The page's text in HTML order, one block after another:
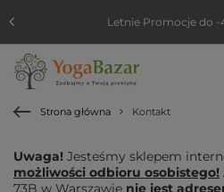
Strona główna Kontakt
Uwaga! Jesteśmy sklepem
możliwości odbioru osobistego!
73B w Warszawie nie jest
Letnie Promocje do -